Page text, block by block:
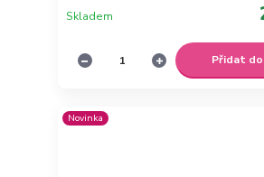
Skladem
Přidat
Novinka